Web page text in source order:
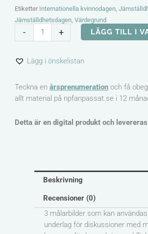
Etiketter Internationella kvinnodagen,
Jämställdhetsdagen, Värdegrund
-
Målarbilder
-
mängd
+ LÄGG TILL I
Lägg i önskelistan
Teckna en årsprenumeration och få
allt material på npfanpassat.se i 12
Detta är en digital produkt och
Beskrivning
Recensioner (0)
3 målarbilder som kan
underlag för diskussioner med